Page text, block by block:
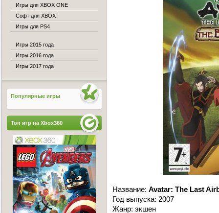
Название: Avatar: The Last
Год выпуска: 2007
Жанр: экшен
Игры для XBOX ONE
Софт для XBOX
Игры для PS4
Игры 2015 года
Игры 2016 года
Игры 2017 года
Популярные игры
Топ игр на Xbox360